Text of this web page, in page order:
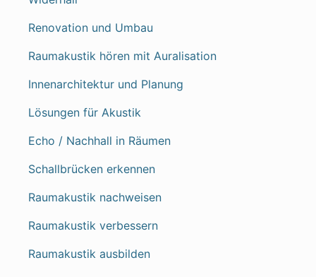
Renovation und Umbau
Raumakustik hören mit Auralisation
Innenarchitektur und Planung
Lösungen für Akustik
Echo / Nachhall in Räumen
Schallbrücken erkennen
Raumakustik nachweisen
Raumakustik verbessern
Raumakustik ausbilden